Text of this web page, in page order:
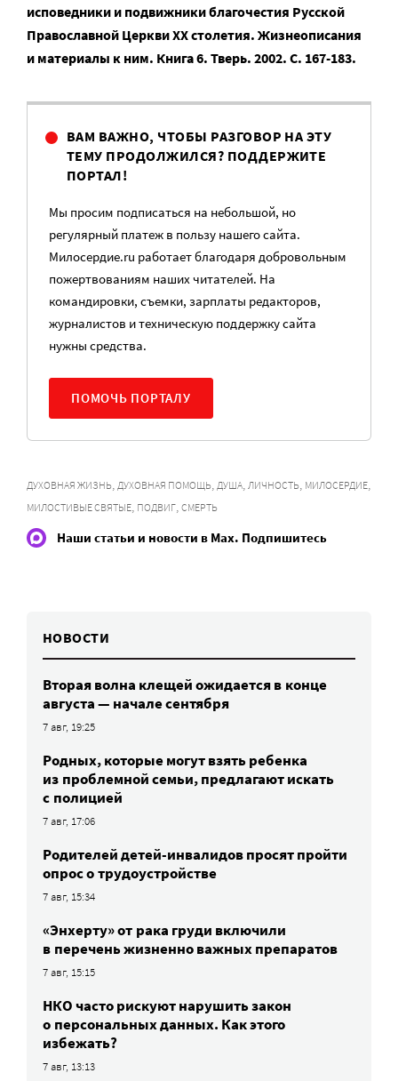
исповедники и подвижники благочестия Русской
Православной Церкви XX столетия. Жизнеописания
и материалы к ним. Книга 6. Тверь. 2002. С. 167-183.
ВАМ ВАЖНО, ЧТОБЫ РАЗГОВОР НА ЭТУ
ТЕМУ ПРОДОЛЖИЛСЯ? ПОДДЕРЖИТЕ
ПОРТАЛ!
Мы просим подписаться на небольшой, но
регулярный платеж в пользу нашего сайта.
Милосердие.ru работает благодаря добровольным
пожертвованиям наших читателей. На
командировки, съемки, зарплаты редакторов,
журналистов и техническую поддержку сайта
нужны средства.
ПОМОЧЬ ПОРТАЛУ
ДУХОВНАЯ ЖИЗНЬ, ДУХОВНАЯ ПОМОЩЬ, ДУША, ЛИЧНОСТЬ, МИЛОСЕРДИЕ,
МИЛОСТИВЫЕ СВЯТЫЕ, ПОДВИГ, СМЕРТЬ
Наши статьи и новости в Max. Подпишитесь
НОВОСТИ
Вторая волна клещей ожидается в конце
августа — начале сентября
7 авг, 19:25
Родных, которые могут взять ребенка
из проблемной семьи, предлагают искать
с полицией
7 авг, 17:06
Родителей детей-инвалидов просят пройти
опрос о трудоустройстве
7 авг, 15:34
«Энхерту» от рака груди включили
в перечень жизненно важных препаратов
7 авг, 15:15
НКО часто рискуют нарушить закон
о персональных данных. Как этого
избежать?
7 авг, 13:13